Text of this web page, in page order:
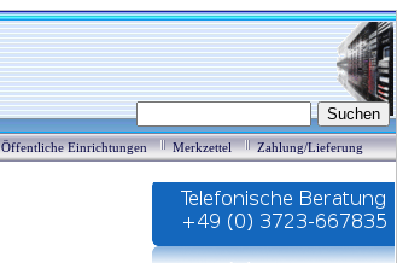
Öffentliche Einrichtungen Merkzettel Zahlung/Lieferung